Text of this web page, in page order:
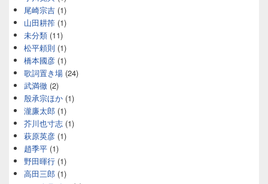
尾崎宗吉 (1)
山田耕筰 (1)
未分類 (11)
松平頼則 (1)
橋本國彦 (1)
歌詞置き場 (24)
武満徹 (2)
殷承宗ほか (1)
瀧廉太郎 (1)
芥川也寸志 (1)
萩原英彦 (1)
趙季平 (1)
野田暉行 (1)
高田三郎 (1)